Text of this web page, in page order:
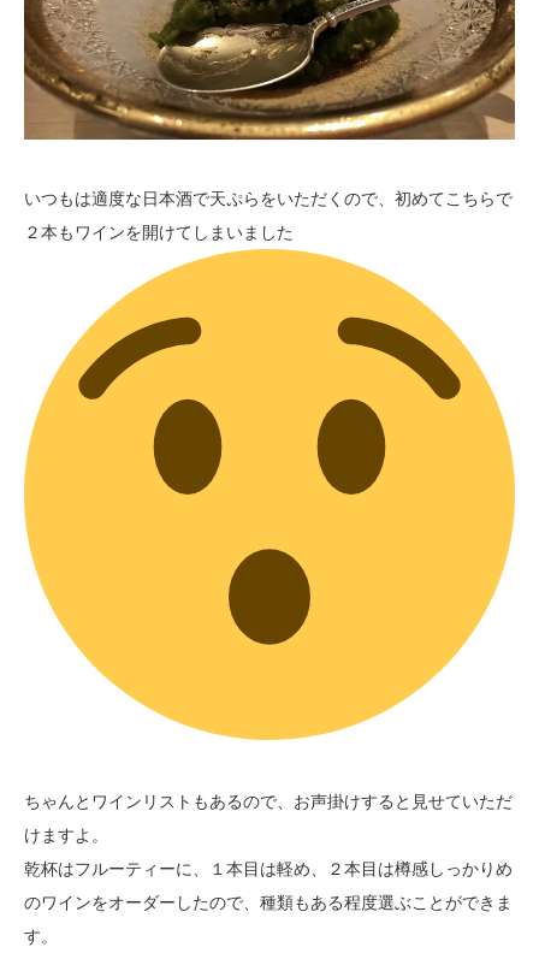
いつもは適度な日本酒で天ぷらをいただくので、初めてこちらで
２本もワインを開けてしまいました
ちゃんとワインリストもあるので、お声掛けすると見せていただ
けますよ。
乾杯はフルーティーに、１本目は軽め、２本目は樽感しっかりめ
のワインをオーダーしたので、種類もある程度選ぶことができま
す。